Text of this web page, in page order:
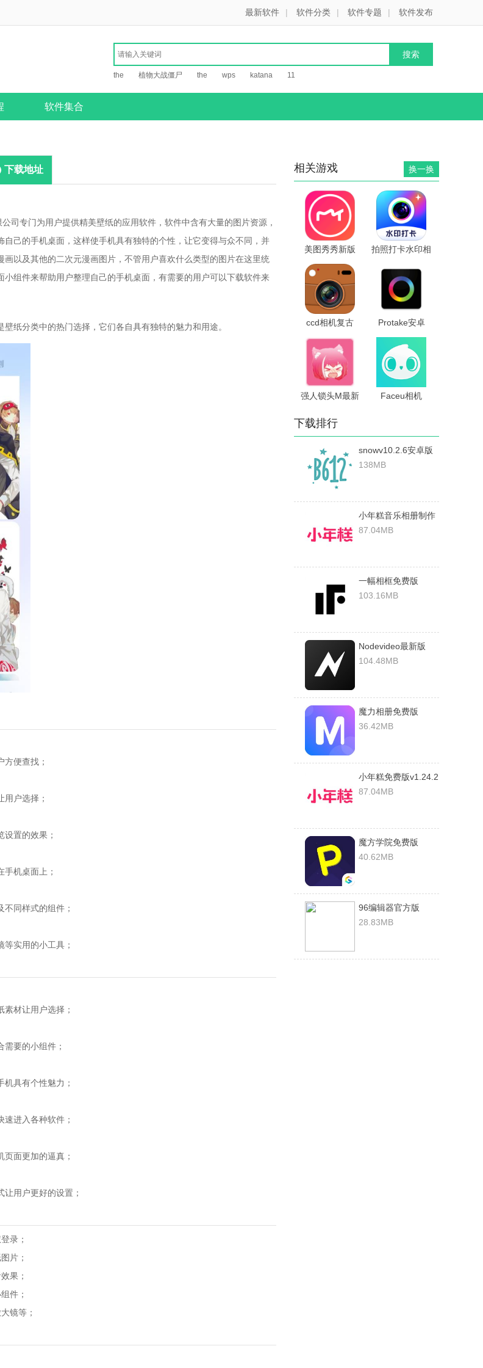
最新软件 | 软件分类 | 软件专题 | 软件发布
the 植物大战僵尸 the wps katana 11
软件集合
下载地址
专门为用户提供精美壁纸的应用软件，软件中含有大量的图片资源，
自己的手机桌面，这样使手机具有独特的个性，让它变得与众不同，并
画以及其他的二次元漫画图片，不管用户喜欢什么类型的图片在这里统
组件来帮助用户整理自己的手机桌面，有需要的用户可以下载软件来
分类中的热门选择，它们各自具有独特的魅力和用途。
便查找；
户选择；
置的效果；
机桌面上；
同样式的组件；
实用的小工具；
材让用户选择；
要的小组件；
具有个性魅力；
进入各种软件；
面更加的逼真；
用户更好的设置；
录；
片；
果；
件；
镜等；
换一换
相关游戏
美图秀秀新版
9.10.3.0安卓版
拍照打卡水印相
版
ccd相机复古
Protake安卓
3.0.12安卓版
强人锁头M最新
Faceu相机
下载排行
snowv10.2.6安卓版
138MB
小年糕音乐相册制作
免费版 v1.24.2安卓
87.04MB
一幅相框免费版
v2.670破解版
103.16MB
Nodevideo最新版
v4.9.4安卓版
104.48MB
魔力相册免费版
v4.5.18安卓版
36.42MB
小年糕免费版v1.24.2
破解版
87.04MB
魔方学院免费版
v4.5.18安卓版
40.62MB
96编辑器官方版
v1.0.0安卓版
28.83MB